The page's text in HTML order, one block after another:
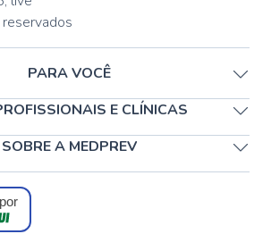
PARA VOCÊ
E CLÍNICAS
SOBRE A MEDPREV